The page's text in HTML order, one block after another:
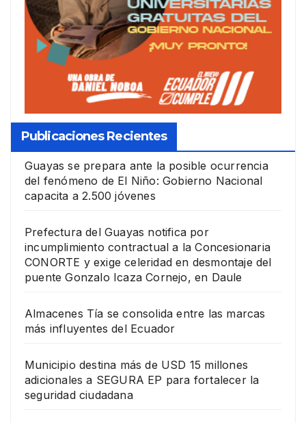
Publicaciones Recientes
Guayas se prepara ante la posible ocurrencia
del fenómeno de El Niño: Gobierno Nacional
capacita a 2.500 jóvenes
Prefectura del Guayas notifica por
incumplimiento contractual a la Concesionaria
CONORTE y exige celeridad en desmontaje del
puente Gonzalo Icaza Cornejo, en Daule
Almacenes Tía se consolida entre las marcas
más influyentes del Ecuador
Municipio destina más de USD 15 millones
adicionales a SEGURA EP para fortalecer la
seguridad ciudadana